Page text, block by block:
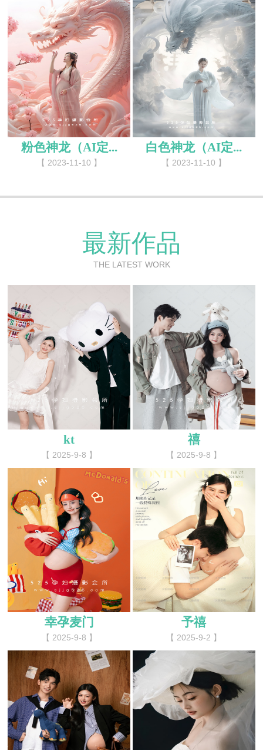
粉色神龙（AI定...
【 2023-11-10 】
白色神龙（AI定...
【 2023-11-10 】
最新作品
THE LATEST WORK
kt
【 2025-9-8 】
禧
【 2025-9-8 】
幸孕麦门
【 2025-9-8 】
予禧
【 2025-9-2 】